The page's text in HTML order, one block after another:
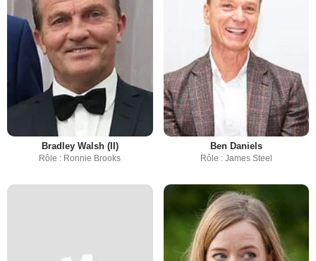
Bradley Walsh (II)
Rôle : Ronnie Brooks
Ben Daniels
Rôle : James Steel